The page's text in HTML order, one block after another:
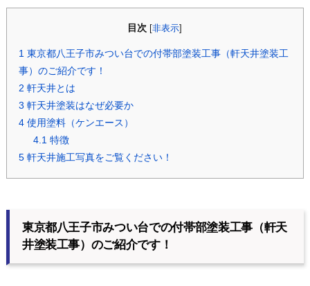
目次 [非表示
1 東京都八王子市みつい台での付帯部塗装工事（軒天井塗装工
事）のご紹介です！
2 軒天井とは
3 軒天井塗装はなぜ必要か
4使用塗料（ケンエース）
4.1 特徴
5軒天井施工写真をご覧ください！
東京都八王子市みつい台での付帯部塗装工事（軒天
井塗装工事）のご紹介です！